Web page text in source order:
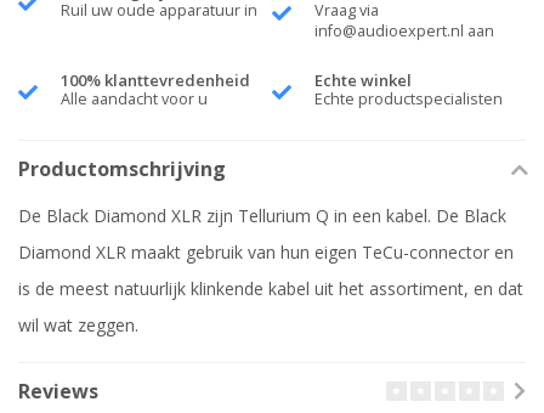
Ruil uw oude apparatuur in
Vraag via
info@audioexpert.nl aan
100% klanttevredenheid
Alle aandacht voor u
Echte winkel
Echte productspecialisten
Productomschrijving
De Black Diamond XLR zijn Tellurium Q in een kabel. De Black
Diamond XLR maakt gebruik van hun eigen TeCu-connector en
is de meest natuurlijk klinkende kabel uit het assortiment, en dat
wil wat zeggen.
Reviews